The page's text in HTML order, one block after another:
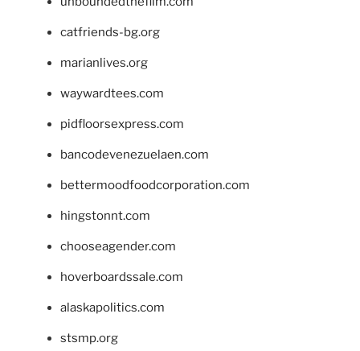
catfriends-bg.org
marianlives.org
waywardtees.com
pidfloorsexpress.com
bancodevenezuelaen.com
bettermoodfoodcorporation.com
hingstonnt.com
chooseagender.com
hoverboardssale.com
alaskapolitics.com
stsmp.org